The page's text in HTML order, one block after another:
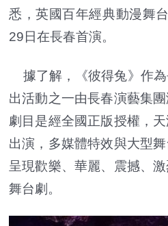
悉，英國百年經典動漫舞
29日在長春首演。
據了解，《彼得兔》作
出活動之一由長春演藝集
劇目是經全國正版授權，
出演，多媒體特效與大型
呈現歡樂、華麗、震撼、
舞台劇。